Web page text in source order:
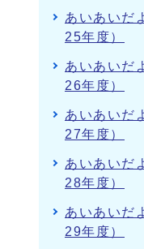
あいあいだ
25年度）
あいあいだ
26年度）
あいあいだ
27年度）
あいあいだ
28年度）
あいあいだ
29年度）